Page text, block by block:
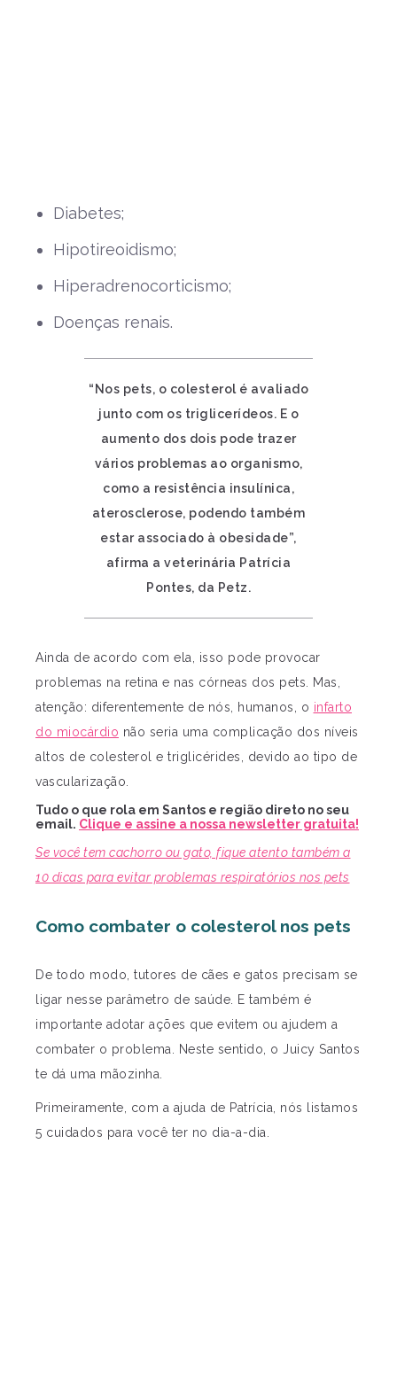
Diabetes;
Hipotireoidismo;
Hiperadrenocorticismo;
Doenças renais.
“Nos pets, o colesterol é avaliado
junto com os triglicerídeos. E o
aumento dos dois pode trazer
vários problemas ao organismo,
como a resistência insulínica,
aterosclerose, podendo também
estar associado à obesidade”,
afirma a veterinária Patrícia
Pontes, da Petz.
Ainda de acordo com ela, isso pode provocar
problemas na retina e nas córneas dos pets. Mas,
atenção: diferentemente de nós, humanos, o infarto
do miocárdio não seria uma complicação dos níveis
altos de colesterol e triglicérides, devido ao tipo de
vascularização.
Tudo o que rola em Santos e região direto no seu
email. Clique e assine a nossa newsletter gratuita!
Se você tem cachorro ou gato, fique atento também a
10 dicas para evitar problemas respiratórios nos pets
Como combater o colesterol nos pets
De todo modo, tutores de cães e gatos precisam se
ligar nesse parâmetro de saúde. E também é
importante adotar ações que evitem ou ajudem a
combater o problema. Neste sentido, o Juicy Santos
te dá uma mãozinha.
Primeiramente, com a ajuda de Patrícia, nós listamos
5 cuidados para você ter no dia-a-dia.